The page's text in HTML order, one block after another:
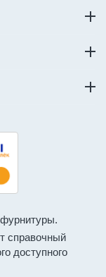
справочный
доступного